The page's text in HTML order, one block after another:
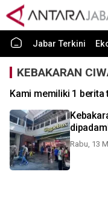
Jabar Terkini
KEBAKARAN
Kami memiliki 1
Rabu, 13